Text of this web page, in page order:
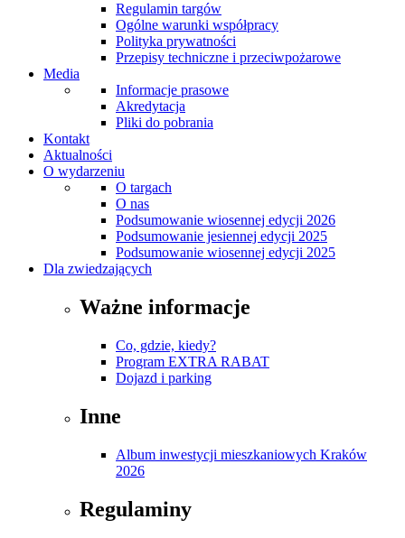
Regulamin targów
Ogólne warunki współpracy
Polityka prywatności
Przepisy techniczne i przeciwpożarowe
Media
Informacje prasowe
Akredytacja
Pliki do pobrania
Kontakt
Aktualności
O wydarzeniu
O targach
O nas
Podsumowanie wiosennej edycji 2026
Podsumowanie jesiennej edycji 2025
Podsumowanie wiosennej edycji 2025
Dla zwiedzających
Ważne informacje
Co, gdzie, kiedy?
Program EXTRA RABAT
Dojazd i parking
Inne
Album inwestycji mieszkaniowych Kraków
2026
Regulaminy